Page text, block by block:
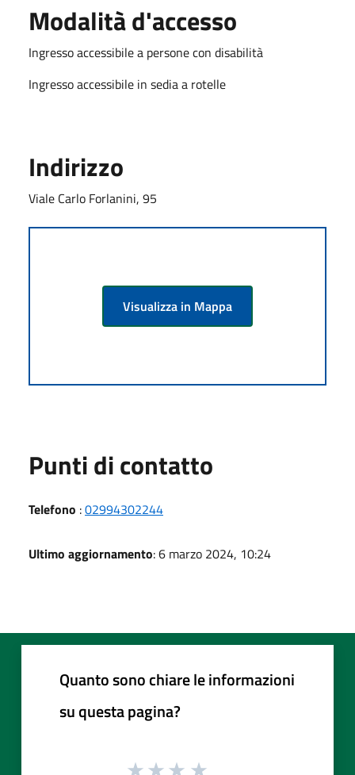
Modalità d'accesso
Ingresso accessibile a persone con disabilità
Ingresso accessibile in sedia a rotelle
Indirizzo
Viale Carlo Forlanini, 95
Visualizza in Mappa
Punti di contatto
Telefono :02994302244
Ultimo aggiornamento: 6 marzo 2024, 10:24
Quanto sono chiare le informazioni
su questa pagina?